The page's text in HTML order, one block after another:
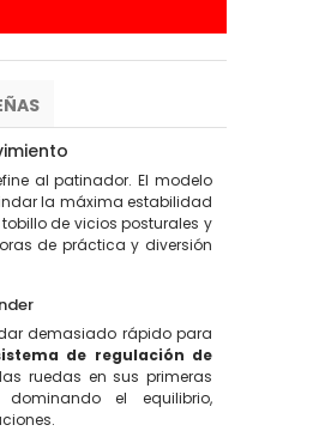
al patinador. El modelo
la máxima estabilidad
de vicios posturales y
de práctica y diversión
demasiado rápido para
de regulación de
ruedas en sus primeras
el equilibrio,